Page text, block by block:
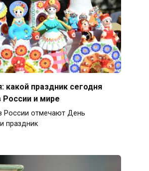
какой праздник сегодня
и мире
России отмечают День
праздник